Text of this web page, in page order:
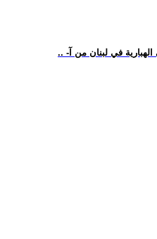
في لبنان من آ